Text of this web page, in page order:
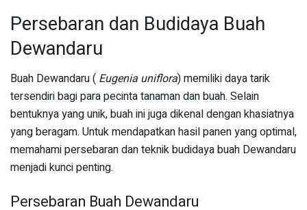
Persebaran dan Budidaya Buah
Dewandaru
Buah Dewandaru ( Eugenia uniflora) memiliki daya tarik
tersendiri bagi para pecinta tanaman dan buah. Selain
bentuknya yang unik, buah ini juga dikenal dengan khasiatnya
yang beragam. Untuk mendapatkan hasil panen yang optimal,
memahami persebaran dan teknik budidaya buah Dewandaru
menjadi kunci penting.
Persebaran Buah Dewandaru